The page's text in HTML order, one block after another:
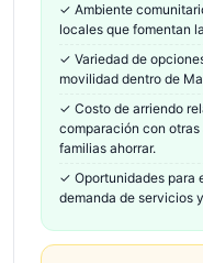
✓ Ambiente
locales que fomentan
✓ Variedad de
movilidad dentro de
✓ Costo de arriendo
comparación con
familias ahorrar.
✓ Oportunidades para
demanda de servicios